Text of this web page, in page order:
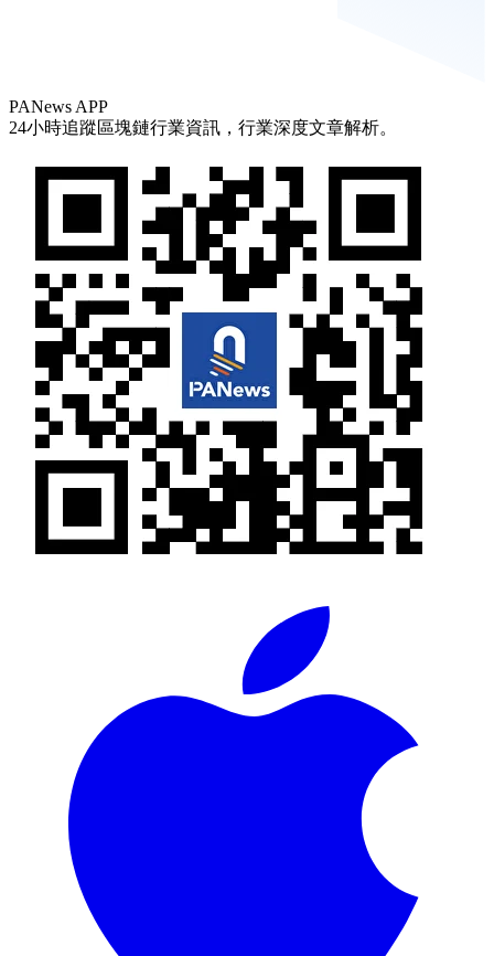
PANews APP
24小時追蹤區塊鏈行業資訊，行業深度文章解析。